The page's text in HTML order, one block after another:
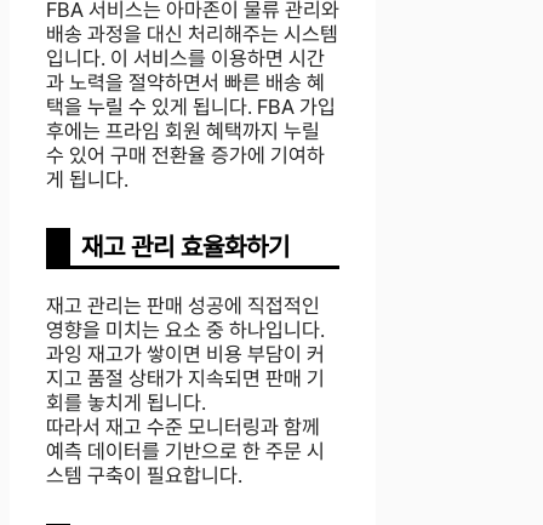
FBA 서비스는 아마존이 물류 관리와
배송 과정을 대신 처리해주는 시스템
입니다. 이 서비스를 이용하면 시간
과 노력을 절약하면서 빠른 배송 혜
택을 누릴 수 있게 됩니다. FBA 가입
후에는 프라임 회원 혜택까지 누릴
수 있어 구매 전환율 증가에 기여하
게 됩니다.
재고 관리 효율화하기
재고 관리는 판매 성공에 직접적인
영향을 미치는 요소 중 하나입니다.
과잉 재고가 쌓이면 비용 부담이 커
지고 품절 상태가 지속되면 판매 기
회를 놓치게 됩니다.
따라서 재고 수준 모니터링과 함께
예측 데이터를 기반으로 한 주문 시
스템 구축이 필요합니다.